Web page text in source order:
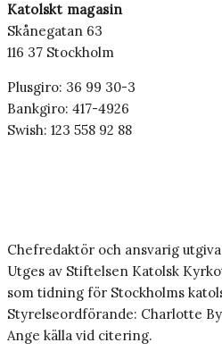
Katolskt magasin
Skånegatan 63
116 37 Stockholm
Plusgiro: 36 99 30-3
Bankgiro: 417-4926
Swish: 123 558 92 88
Chefredaktör och ansvarig
Utges av Stiftelsen Katolsk
som tidning för Stockholms
Styrelseordförande: Charlotte
Ange källa vid citering.